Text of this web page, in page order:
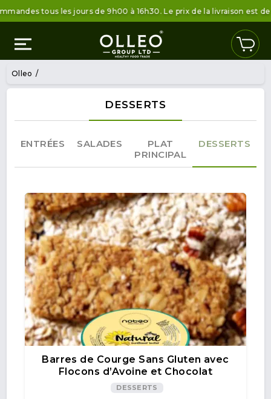
tous les jours de 9h00 à 16h30. Le prix de la livraison est de
Olleo
DESSERTS
ENTRÉES SALADES
PLAT
PRINCIPAL
DESSERTS
Barres de Courge Sans Gluten avec
Flocons d’Avoine et Chocolat
DESSERTS